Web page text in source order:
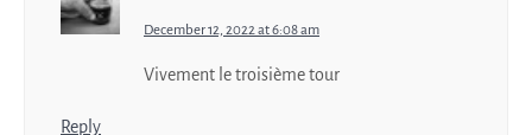
December 12, 2022 at 6:08 am
Vivement le troisième tour
Reply